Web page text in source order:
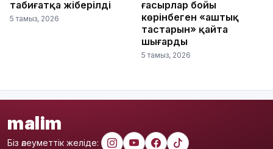
табиғатқа жіберілді
5 тамыз, 2026
ғасырлар бойы
көрінбеген «аштық
тастарын» қайта
шығарды
5 тамыз, 2026
malim
Біз әлеуметтік желіде: